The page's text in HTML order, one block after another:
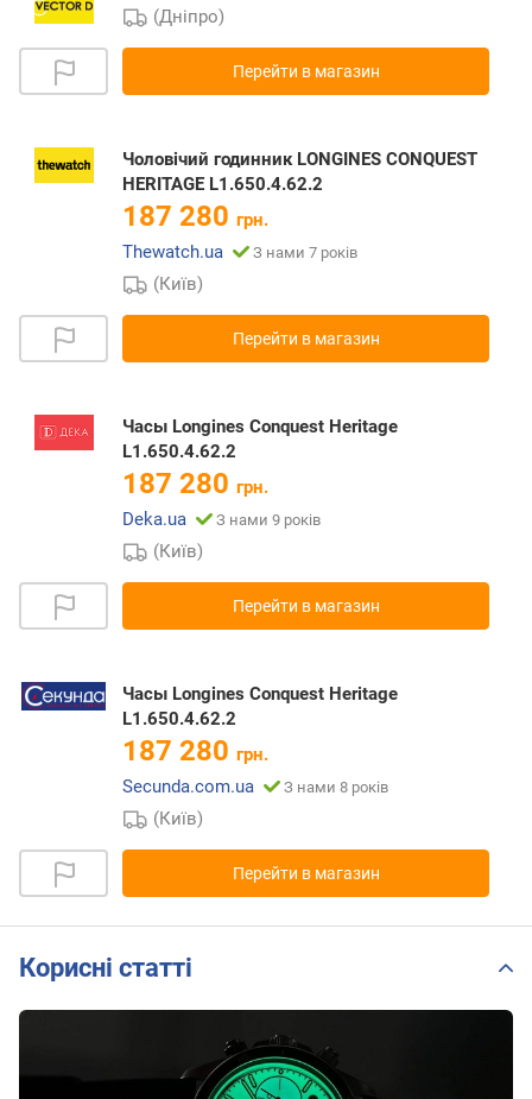
(Дніпро)
Перейти в магазин
Чоловічий годинник LONGINES CONQUEST
HERITAGE L1.650.4.62.2
187 280 грн.
Thewatch.ua
З нами 7 років
(Київ)
Перейти в магазин
Часы Longines Conquest Heritage
L1.650.4.62.2
187 280 грн.
Deka.ua
З нами 9 років
(Київ)
Перейти в магазин
Часы Longines Conquest Heritage
L1.650.4.62.2
187 280 грн.
Secunda.com.ua
З нами 8 років
(Київ)
Перейти в магазин
Корисні статті